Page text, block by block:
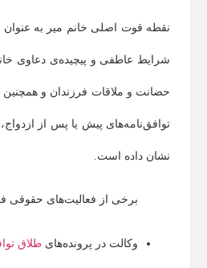
نقطه قوت اصلی خانم میر به عنوان
شرایط عاطفی و پیچیده‌ی دعاوی
حضانت و ملاقات فرزندان و همچنین
توافق‌نامه‌های پیش یا پس از ازدواج،
نشان داده است.
برخی از فعالیت‌های حقوقی
وکالت در پرونده‌های طلاق